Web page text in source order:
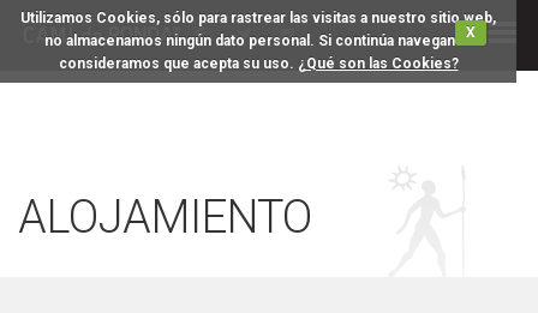
Utilizamos Cookies, sólo para rastrear las visitas a nuestro sitio web,
no almacenamos ningún dato personal. Si continúa navegando
consideramos que acepta su uso.
X
¿Qué son las Cookies?
ALOJAMIENTO